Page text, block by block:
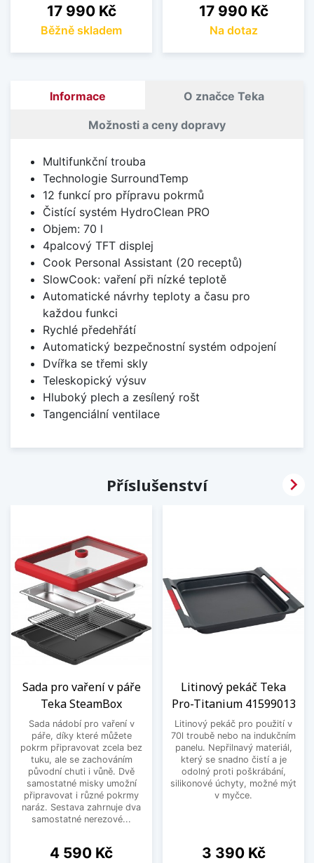
Cena
17 990 Kč
Běžně skladem
Cena
17 990 Kč
Na dotaz
Informace O značce Teka
Možnosti a ceny dopravy
Multifunkční trouba
Technologie SurroundTemp
12 funkcí pro přípravu pokrmů
Čistící systém HydroClean PRO
Objem: 70 l
4palcový TFT displej
Cook Personal Assistant (20 receptů)
SlowCook: vaření při nízké teplotě
Automatické návrhy teploty a času pro
každou funkci
Rychlé předehřátí
Automatický bezpečnostní systém odpojení
Dvířka se třemi skly
Teleskopický výsuv
Hluboký plech a zesílený rošt
Tangenciální ventilace
Příslušenství
Sada pro vaření v páře
Teka SteamBox
Sada nádobí pro vaření v
páře, díky které můžete
pokrm připravovat zcela bez
tuku, ale se zachováním
původní chuti i vůně. Dvě
samostatné misky umožní
připravovat i různé pokrmy
naráz. Sestava zahrnuje dva
samostatné nerezové...
Cena
4 590 Kč
Litinový pekáč Teka
Pro-Titanium 41599013
Litinový pekáč pro použití v
70l troubě nebo na indukčním
panelu. Nepřilnavý materiál,
který se snadno čistí a je
odolný proti poškrábání,
silikonové úchyty, možné mýt
v myčce.
Cena
3 390 Kč
